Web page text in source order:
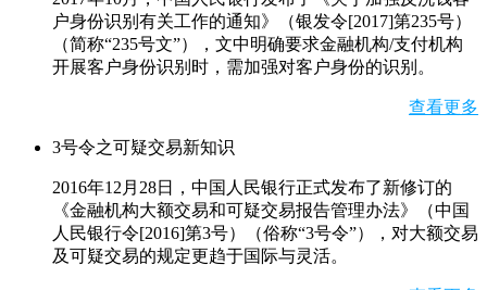
户身份识别有关工作的通知》（银发令[2017]第235号）
（简称“235号文”），文中明确要求金融机构/支付机构
开展客户身份识别时，需加强对客户身份的识别。
查看更多
3号令之可疑交易新知识
2016年12月28日，中国人民银行正式发布了新修订的
《金融机构大额交易和可疑交易报告管理办法》（中国
人民银行令[2016]第3号）（俗称“3号令”），对大额交易
及可疑交易的规定更趋于国际与灵活。